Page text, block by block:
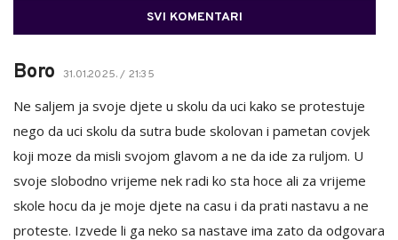
SVI KOMENTARI
Boro 31.01.2025. / 21:35
Ne saljem ja svoje djete u skolu da uci kako se protestuje
nego da uci skolu da sutra bude skolovan i pametan covjek
koji moze da misli svojom glavom a ne da ide za ruljom. U
svoje slobodno vrijeme nek radi ko sta hoce ali za vrijeme
skole hocu da je moje djete na casu i da prati nastavu a ne
proteste. Izvede li ga neko sa nastave ima zato da odgovara